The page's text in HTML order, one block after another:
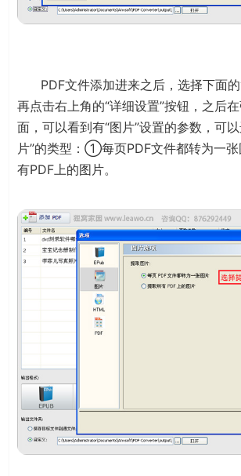
PDF文件添加进来之后，选择下面的
再点击右上角的“详细设置”按钮，之后
面，可以看到有“图片”设置的参数，可
片”的类型：①每页PDF文件都转为一
有PDF上的图片。